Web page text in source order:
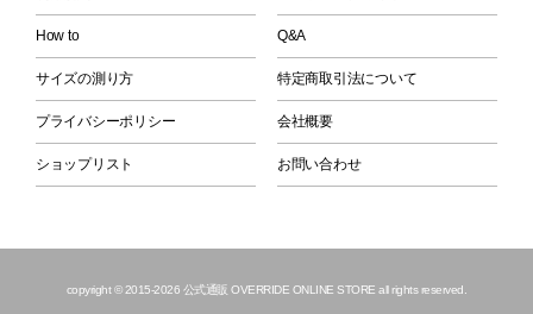
How to Q&A
サイズの測り方 特定商取引法について
プライバシーポリシー 会社概要
ショップリスト お問い合わせ
copyright © 2015-2026 公式通販 OVERRIDE ONLINE STORE all rights reserved.